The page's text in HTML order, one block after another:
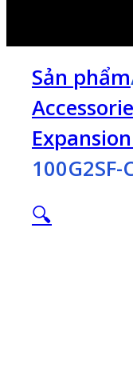
Sản phẩm
100G2SF-
🔍